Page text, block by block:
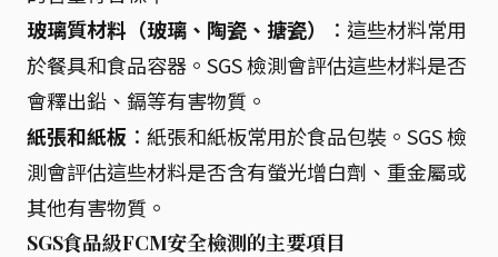
玻璃質材料（玻璃、陶瓷、搪瓷）
：這些材料常用
於餐具和食品容器。SGS 檢測會評估這些材料是否
會釋出鉛、鎘等有害物質。
紙張和紙板 ：紙張和紙板常用於食品包裝。SGS 檢
測會評估這些材料是否含有螢光增白劑、重金屬或
其他有害物質。
SGS食品級FCM安全檢測的主要項目